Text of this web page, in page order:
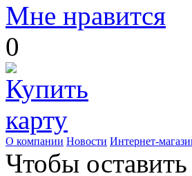
Мне нравится
0
О компании Новости Интернет-
Чтобы